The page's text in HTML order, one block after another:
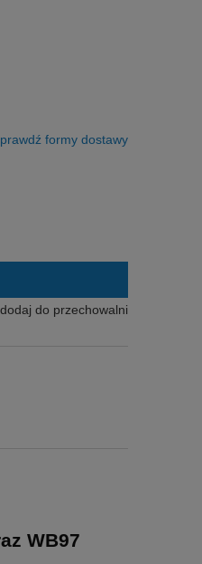
formy dostawy
dodaj do przechowalni
WB97